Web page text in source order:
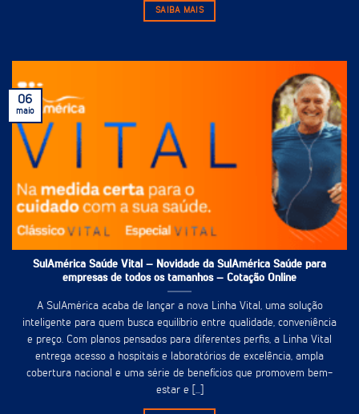
SAIBA MAIS
SulAmérica Saúde Vital – Novidade da SulAmérica Saúde para
empresas de todos os tamanhos – Cotação Online
A SulAmérica acaba de lançar a nova Linha Vital, uma solução
inteligente para quem busca equilíbrio entre qualidade, conveniência
e preço. Com planos pensados para diferentes perfis, a Linha Vital
entrega acesso a hospitais e laboratórios de excelência, ampla
cobertura nacional e uma série de benefícios que promovem bem-
estar e [...]
06
maio